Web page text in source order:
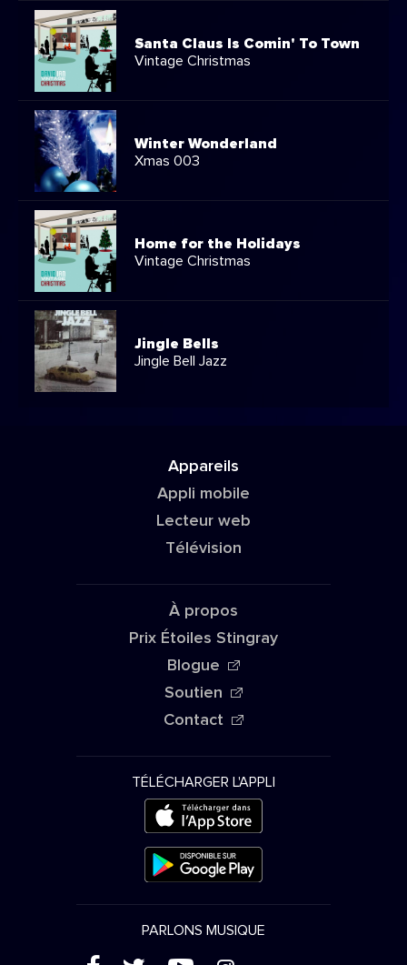
Santa Claus Is Comin' To Town
Vintage Christmas
Winter Wonderland
Xmas 003
Home for the Holidays
Vintage Christmas
Jingle Bells
Jingle Bell Jazz
Appareils
Appli mobile
Lecteur web
Télévision
À propos
Prix Étoiles Stingray
Blogue
Soutien
Contact
TÉLÉCHARGER L'APPLI
PARLONS MUSIQUE